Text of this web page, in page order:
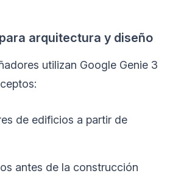
arquitectura y diseño
utilizan Google Genie 3
de edificios a partir de
antes de la construcción